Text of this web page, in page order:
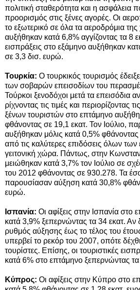
πολιτική σταθερότητα και η ασφάλεια
προορισμός στις ξένες αγορές. Οι
το εξωτερικό σε όλα τα αεροδρόμια
αυξήθηκαν κατά 6,8% αγγίζοντας τα 8
εισπράξεις στο εξάμηνο αυξήθηκαν
σε 3,3 δισ. ευρώ.
Τουρκία: Ο τουρκικός τουρισμός
των σοβαρών επεισοδίων του
Τούρκοι ξενοδόχοι μετά τα επεισόδια
ρίχνοντας τις τιμές και περιορίζοντας
ξένων τουριστών στο επτάμηνο
φθάνοντας σε 19,1 εκατ. Τον Ιούλιο,
αυξήθηκαν μόλις κατά 0,5% φθάνοντας
από τις καλύτερες επιδόσεις όλων
γειτονική χώρα. Πάντως, στην
μειώθηκαν κατά 3,7% τον Ιούλιο σε
του 2012 φθάνοντας σε 930.278. Τα
παρουσίασαν αύξηση κατά 30,8%
ευρώ.
Ισπανία: Οι αφίξεις στην Ισπανία στο
κατά 3,9% ξεπερνώντας τα 34 εκατ. Αν
ρυθμός αύξησης έως το τέλος του
υπερβεί το ρεκόρ του 2007, οπότε
τουρίστες. Επίσης, οι τουριστικές
κατά 6% στο επτάμηνο ξεπερνώντας
Κύπρος: Oι αφίξεις στην Κύπρο στο